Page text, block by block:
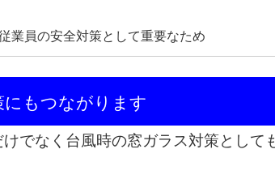
業員の安全対策として重要なため
もつながります
でなく台風時の窓ガラス対策として